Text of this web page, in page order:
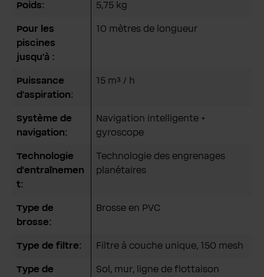
Poids: 5,75 kg
Pour les
piscines
jusqu'à :
10 mètres de longueur
Puissance
d'aspiration:
15 m³ / h
Système de
navigation:
Navigation intelligente +
gyroscope
Technologie
d'entraînemen
t:
Technologie des engrenages
planétaires
Type de
brosse:
Brosse en PVC
Type de filtre: Filtre à couche unique, 150 mesh
Type de
Sol, mur, ligne de flottaison